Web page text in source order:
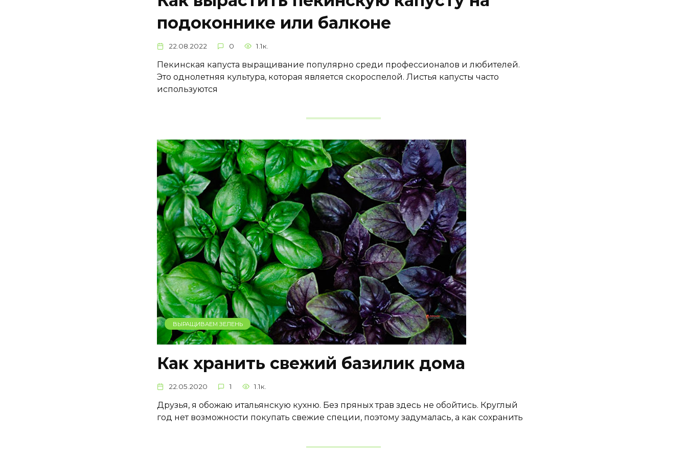
подоконнике или балконе
22.08.2022 0 1.1к.
Пекинская капуста выращивание популярно среди профессионалов и любителей.
Это однолетняя культура, которая является скороспелой. Листья капусты часто
используются
ВЫРАЩИВАЕМ ЗЕЛЕНЬ
Как хранить свежий базилик дома
22.05.2020 1 1.1к.
Друзья, я обожаю итальянскую кухню. Без пряных трав здесь не обойтись. Круглый
год нет возможности покупать свежие специи, поэтому задумалась, а как сохранить